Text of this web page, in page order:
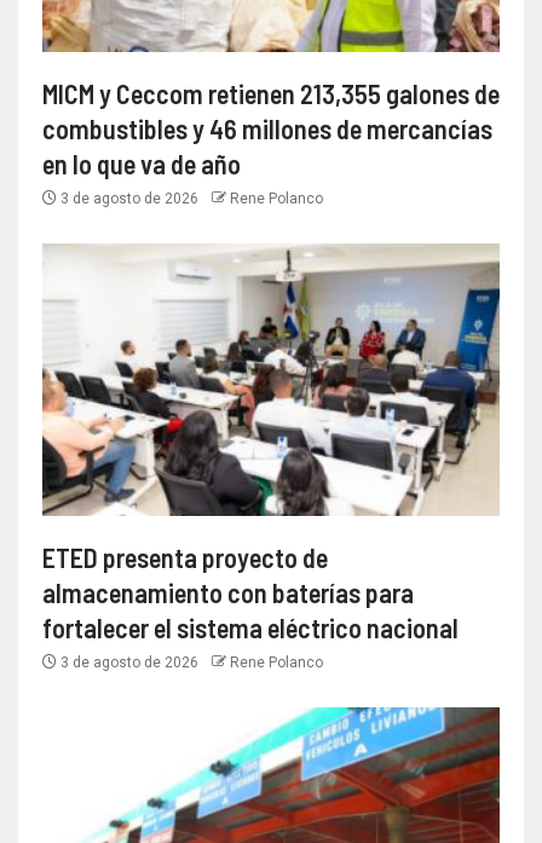
MICM y Ceccom retienen 213,355 galones de
combustibles y 46 millones de mercancías
en lo que va de año
3 de agosto de 2026 Rene Polanco
ETED presenta proyecto de
almacenamiento con baterías para
fortalecer el sistema eléctrico nacional
3 de agosto de 2026 Rene Polanco